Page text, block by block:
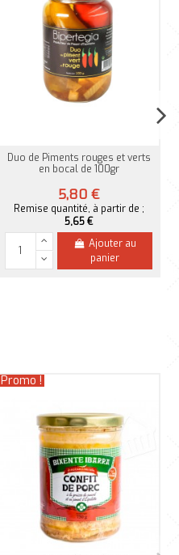
Duo de Piments rouges et verts
en bocal de 100gr
5,80 €
Remise quantité, à partir de ;
5,65 €
Ajouter au
panier
Promo !